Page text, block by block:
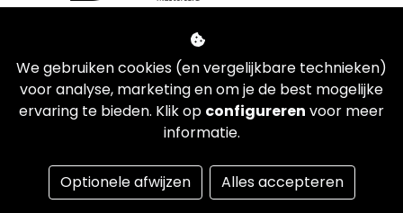
We gebruiken cookies (en vergelijkbare technieken)
voor analyse, marketing en om je de best mogelijke
ervaring te bieden. Klik op configureren voor meer
informatie.
Optionele afwijzen
Alles accepteren
Managed hosting
Webshopontwikkeling